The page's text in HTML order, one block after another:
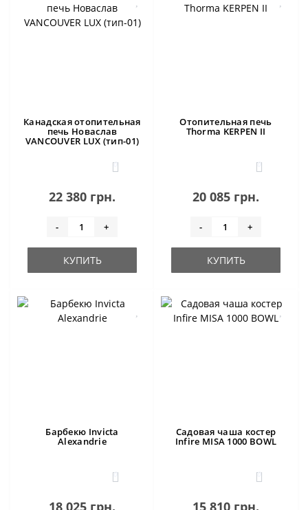
Канадская отопительная
печь Новаслав
VANCOUVER LUX (тип-01)
0
22 380 грн.
- +
КУПИТЬ
Отопительная печь
Thorma KERPEN II
0
20 085 грн.
- +
КУПИТЬ
Барбекю Invicta
Alexandrie
0
18 025 грн.
Садовая чаша костер
Infire MISA 1000 BOWL
0
15 810 грн.